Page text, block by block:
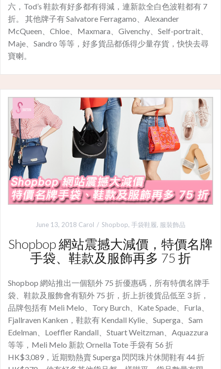
六，Tod’s 鞋款有好多都有得減，連新款全白色波鞋都有 7
折。 其他牌子有 Salvatore Ferragamo、Alexander
McQueen、Chloe、Maxmara、Givenchy、Self-portrait、
Maje、Sandro 等等，好多貨品都係得少量存貨，快快去尋
寶喇。
June 13, 2018 Carol Shopbop, 手袋鞋履, 服裝飾品
Shopbop 網站震撼大減價，特價名牌
手袋、鞋款及服飾再多 75 折
Shopbop 網站推出一個額外 75 折優惠碼，所有特價名牌手
袋、鞋款及服飾會有額外 75 折，折上折後貨品低至 3 折，
品牌包括有 Meli Melo、Tory Burch、Kate Spade、Furla、
Fjallraven Kanken，鞋款有 Kendall Kylie、Superga、Sam
Edelman、Loeffler Randall、Stuart Weitzman、Aquazzura
等等，Meli Melo 新款 Ornella Tote 手袋有 56 折
HK$3,089，近期勁熱賣 Superga 閃閃珠片休閒鞋有 44 折